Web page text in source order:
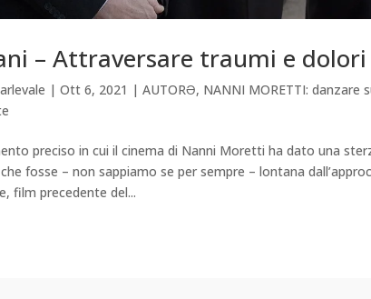
– Attraversare traumi e dolori
|Ott 6, 2021 |AUTORƏ, NANNI MORETTI: danzare
preciso in cui il cinema di Nanni Moretti ha dato una
fosse – non sappiamo se per sempre – lontana
film precedente del...